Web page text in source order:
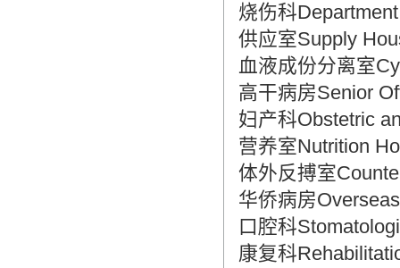
烧伤科
供应室Supply
血液成份分离室
高干病房Senior
妇产科Obstetric
营养室Nutrition
体外反搏室
华侨病房
口腔科
康复科